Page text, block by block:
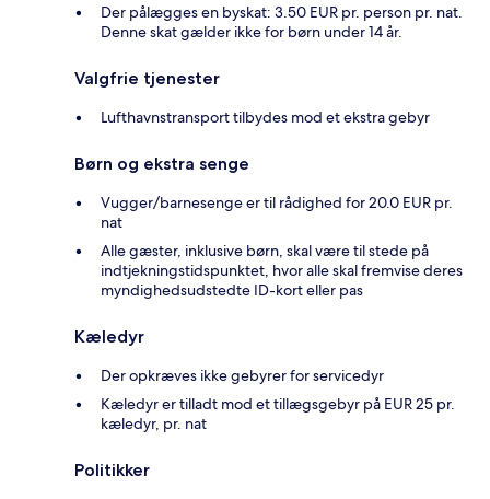
Der pålægges en byskat: 3.50 EUR pr. person pr. nat.
Denne skat gælder ikke for børn under 14 år.
Valgfrie tjenester
Lufthavnstransport tilbydes mod et ekstra gebyr
Børn og ekstra senge
Vugger/barnesenge er til rådighed for 20.0 EUR pr.
nat
Alle gæster, inklusive børn, skal være til stede på
indtjekningstidspunktet, hvor alle skal fremvise deres
myndighedsudstedte ID-kort eller pas
Kæledyr
Der opkræves ikke gebyrer for servicedyr
Kæledyr er tilladt mod et tillægsgebyr på EUR 25 pr.
kæledyr, pr. nat
Politikker